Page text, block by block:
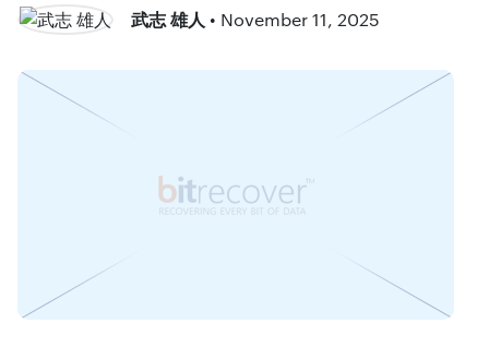
武志 雄人 • November 11, 2025